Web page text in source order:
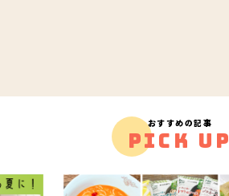
おすすめの記事
PICK UP